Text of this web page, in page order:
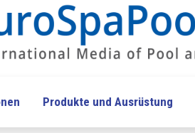
Produkte und Ausrüstung